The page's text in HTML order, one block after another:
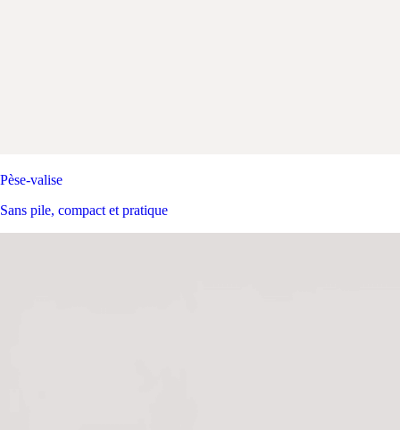
Pèse-valise
Sans pile, compact et pratique